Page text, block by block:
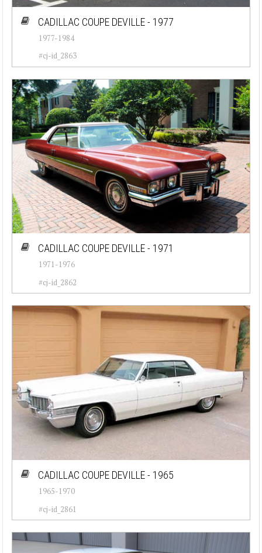
CADILLAC COUPE DEVILLE - 1977
1977-1984
#cj-id_2863
CADILLAC COUPE DEVILLE - 1971
1971-1976
#cj-id_2862
CADILLAC COUPE DEVILLE - 1965
1965-1970
#cj-id_2861